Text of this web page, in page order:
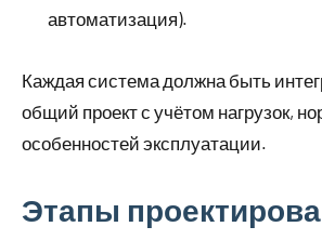
автоматизация).
Каждая система должна быть
общий проект с учётом нагрузок,
особенностей эксплуатации.
Этапы